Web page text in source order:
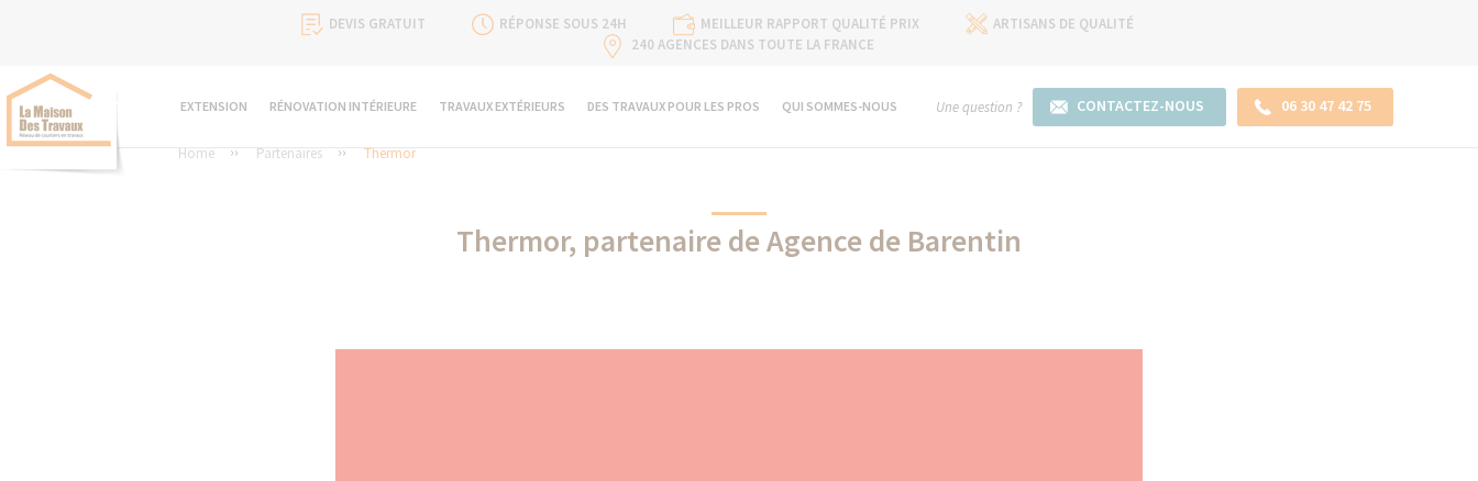
DEVIS GRATUIT RÉPONSE SOUS 24H MEILLEUR RAPPORT QUALITÉ PRIX
ARTISANS DE QUALITÉ
240 AGENCES DANS TOUTE LA FRANCE
EXTENSION RÉNOVATION INTÉRIEURE TRAVAUX EXTÉRIEURS DES TRAVAUX POUR LES PROS QUI SOMMES-NOUS Une question ? CONTACTEZ-NOUS 06 30 47 42 75
Home Partenaires Thermor
Thermor, partenaire de Agence de Barentin